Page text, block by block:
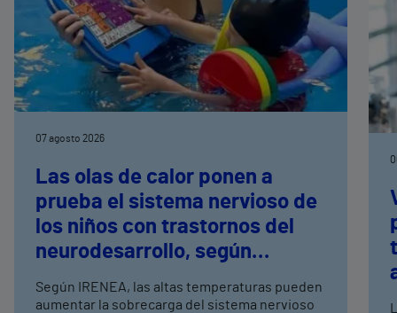
07 agosto 2026
Las olas de calor ponen a
prueba el sistema nervioso de
los niños con trastornos del
neurodesarrollo, según
expertos en
neurorrehabilitación
Según IRENEA, las altas temperaturas pueden
aumentar la sobrecarga del sistema nervioso